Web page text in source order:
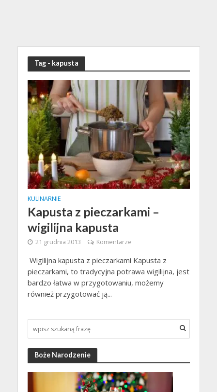
Tag - kapusta
KULINARNIE
Kapusta z pieczarkami –
wigilijna kapusta
21 grudnia 2013 Komentarze
Wigilijna kapusta z pieczarkami Kapusta z
pieczarkami, to tradycyjna potrawa wigilijna, jest
bardzo łatwa w przygotowaniu, możemy
również przygotować ją...
Boże Narodzenie